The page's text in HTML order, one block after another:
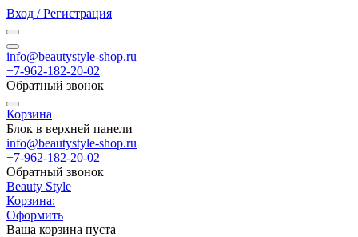
Вход / Регистрация
info@beautystyle-shop.ru
+7-962-182-20-02
Обратный звонок
Корзина
Блок в верхней панели
info@beautystyle-shop.ru
+7-962-182-20-02
Обратный звонок
Beauty Style
Корзина:
Оформить
Ваша корзина пуста